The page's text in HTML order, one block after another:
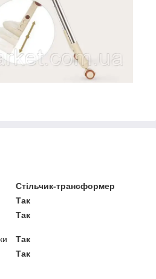
Стільчик-трансформер
Так
Так
Так
Так